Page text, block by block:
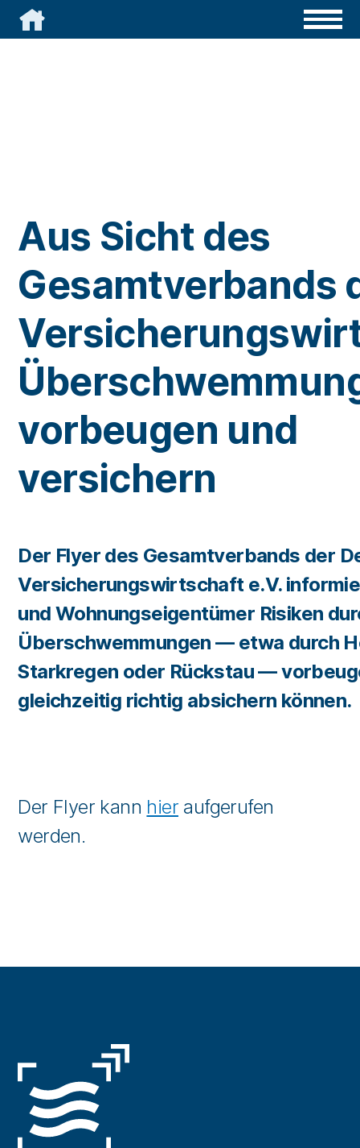

Aus Sicht des
Gesamtverbands
vorbeugen und
versichern
Der Flyer des Gesamtverbands der
Versicherungswirtschaft e.V.
und Wohnungs­eigentümer Risiken
Überschwemmungen — etwa durch
Starkregen oder Rückstau —
gleichzeitig richtig absichern können.
Der Flyer kann hier aufgerufen
werden.